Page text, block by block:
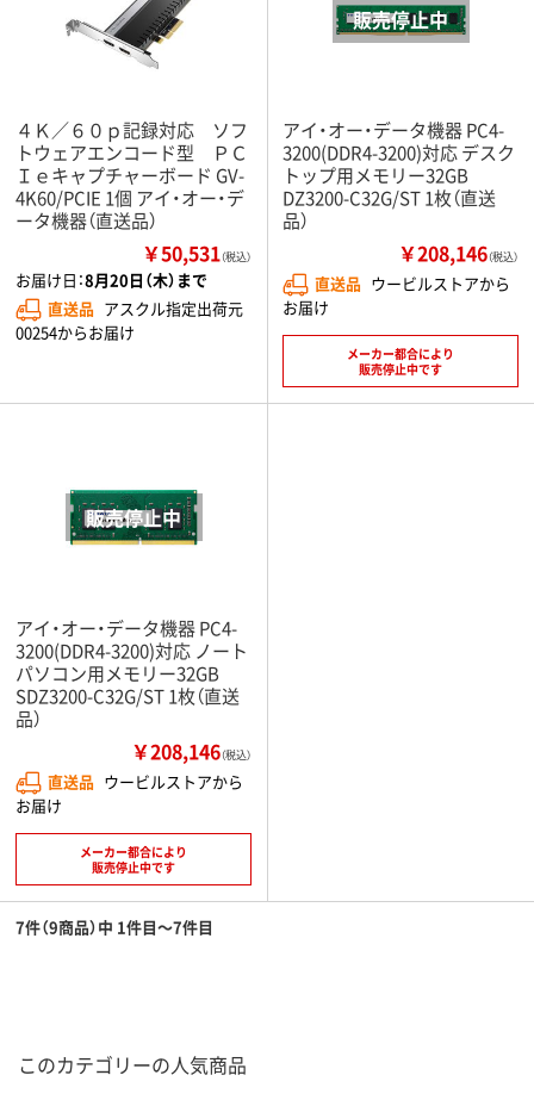
４Ｋ／６０ｐ記録対応 ソフ
トウェアエンコード型 ＰＣ
Ｉｅキャプチャーボード GV-
4K60/PCIE 1個 アイ・オー・デ
ータ機器（直送品）
￥50,531（税込）
お届け日：8月20日（木）まで
直送品 アスクル指定出荷元
00254からお届け
アイ・オー・データ機器 PC4-
3200(DDR4-3200)対応 デスク
トップ用メモリー32GB
DZ3200-C32G/ST 1枚（直送
品）
￥208,146（税込）
直送品 ウービルストアから
お届け
メーカー都合により
販売停止中です
アイ・オー・データ機器 PC4-
3200(DDR4-3200)対応 ノート
パソコン用メモリー32GB
SDZ3200-C32G/ST 1枚（直送
品）
￥208,146（税込）
直送品 ウービルストアから
お届け
メーカー都合により
販売停止中です
7件（9商品）中 1件目～7件目
このカテゴリーの人気商品